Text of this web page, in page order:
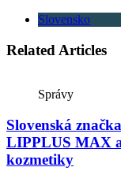
Slovensko
Related Articles
Správy
Slovenská
LIPPLUS MAX
kozmetiky